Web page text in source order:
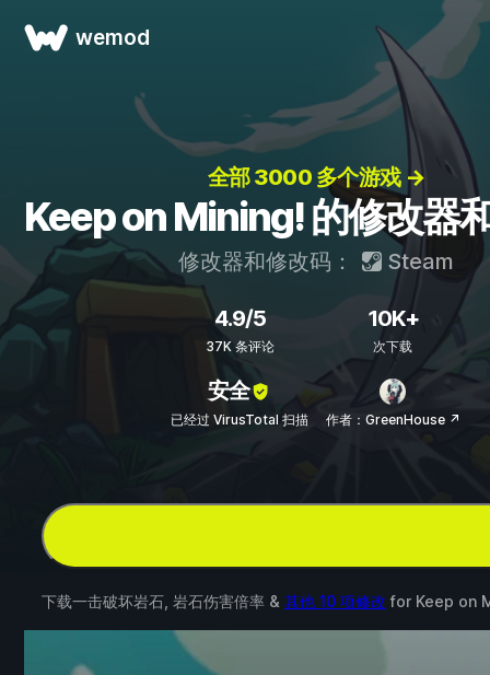
wemod
全部 3000 多个游戏 →
Keep on Mining! 的修改器
修改器和修改码： Steam
4.9/5
37K 条评论
10K+
次下载
安全
已经过 VirusTotal 扫描 作者：GreenHouse ↗
下载一击破坏岩石, 岩石伤害倍率 & 其他 10 项修改 for Keep on